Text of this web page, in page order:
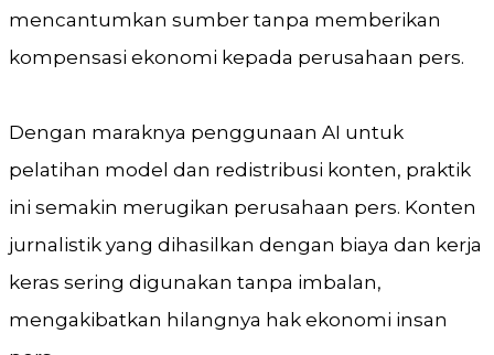
mencantumkan sumber tanpa memberikan
kompensasi ekonomi kepada perusahaan pers.
Dengan maraknya penggunaan AI untuk
pelatihan model dan redistribusi konten, praktik
ini semakin merugikan perusahaan pers. Konten
jurnalistik yang dihasilkan dengan biaya dan kerja
keras sering digunakan tanpa imbalan,
mengakibatkan hilangnya hak ekonomi insan